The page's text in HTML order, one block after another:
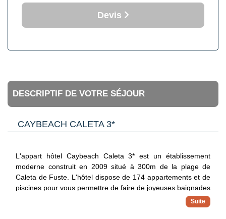
Devis
DESCRIPTIF DE VOTRE SÉJOUR
CAYBEACH CALETA 3*
L'appart hôtel Caybeach Caleta 3* est un établissement
moderne construit en 2009 situé à 300m de la plage de
Caleta de Fuste. L'hôtel dispose de 174 appartements et de
piscines pour vous permettre de faire de joyeuses baignades
en famille. À votre disposition : Réception 24h/24, laverie*,
supermarché*, serviettes de plage (avec caution), parking,